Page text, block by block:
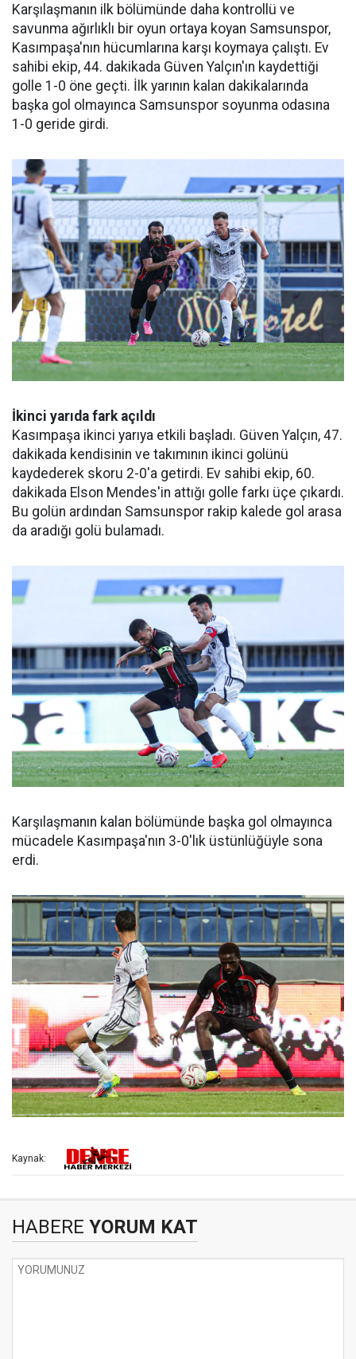
Karşılaşmanın ilk bölümünde daha kontrollü ve
savunma ağırlıklı bir oyun ortaya koyan Samsunspor,
Kasımpaşa'nın hücumlarına karşı koymaya çalıştı. Ev
sahibi ekip, 44. dakikada Güven Yalçın'ın kaydettiği
golle 1-0 öne geçti. İlk yarının kalan dakikalarında
başka gol olmayınca Samsunspor soyunma odasına
1-0 geride girdi.
İkinci yarıda fark açıldı
Kasımpaşa ikinci yarıya etkili başladı. Güven Yalçın, 47.
dakikada kendisinin ve takımının ikinci golünü
kaydederek skoru 2-0'a getirdi. Ev sahibi ekip, 60.
dakikada Elson Mendes'in attığı golle farkı üçe çıkardı.
Bu golün ardından Samsunspor rakip kalede gol arasa
da aradığı golü bulamadı.
Karşılaşmanın kalan bölümünde başka gol olmayınca
mücadele Kasımpaşa'nın 3-0'lık üstünlüğüyle sona
erdi.
Kaynak:
HABERE YORUM KAT